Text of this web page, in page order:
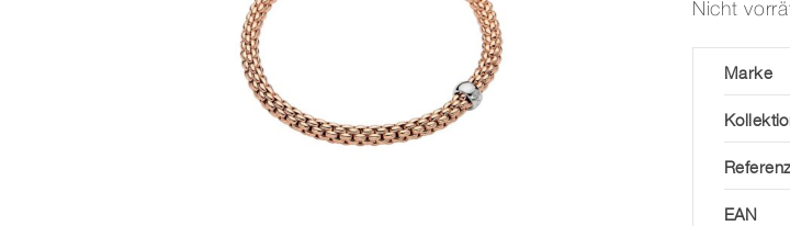
Nicht
Marke
EAN